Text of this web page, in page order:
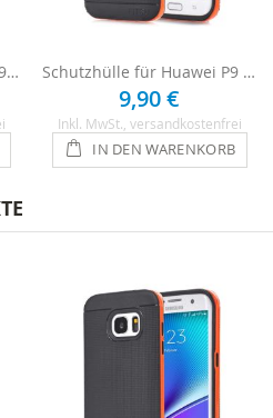
Silikon Hülle für Huawei P9 - Transparent Schutzhülle für Huawei P9 - Schwarz / Orange
9,90 €
Inkl. MwSt. , versandkostenfrei
IN DEN WARENKORB